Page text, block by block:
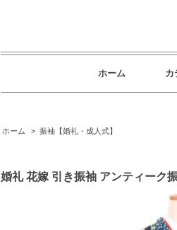
ホーム カ
ホーム > 振袖【婚礼・成人式】
婚礼 花嫁 引き振袖 アンティーク